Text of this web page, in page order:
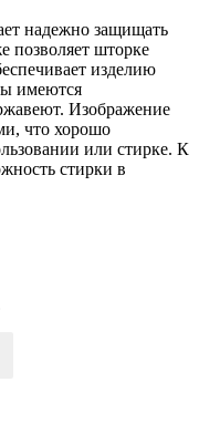
надежно защищать
позволяет шторке
изделию
имеются
Изображение
что хорошо
или стирке. К
стирки в